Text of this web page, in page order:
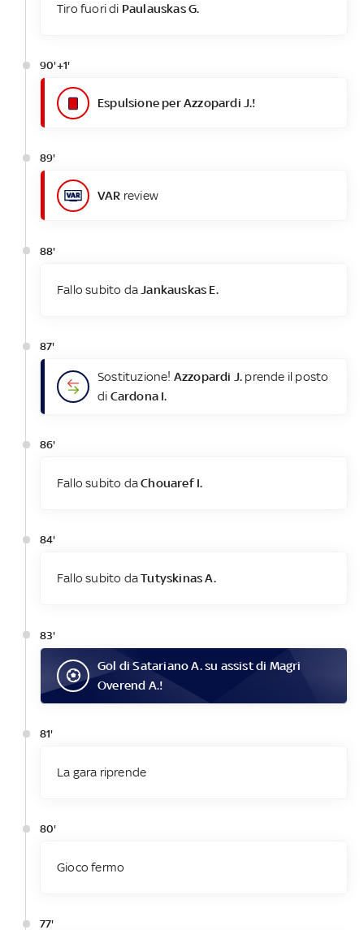
Tiro fuori di Paulauskas G.
90'+1'
Espulsione per Azzopardi J.!
89'
VAR review
88'
Fallo subito da Jankauskas E.
87'
Sostituzione! Azzopardi J. prende il posto
di Cardona I.
86'
Fallo subito daChouaref I.
84'
Fallo subito daTutyskinas A.
83'
Gol diSatariano A.su assist di Magri
Overend A.!
81'
La gara riprende
80'
Gioco fermo
77'